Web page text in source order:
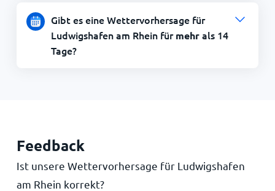
Gibt es eine Wettervorhersage für
Ludwigshafen am Rhein fürmehrals 14
Tage?
Feedback
Ist unsere Wettervorhersage für Ludwigshafen
am Rhein korrekt?